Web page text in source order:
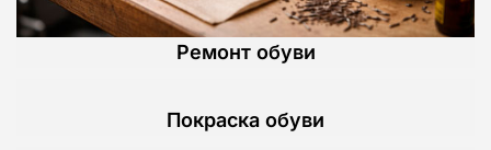
Ремонт обуви
Покраска обуви